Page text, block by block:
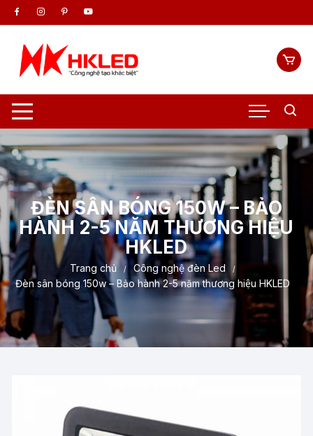
Chuyển
tới
dung
ĐÈN SÂN BÓNG 150W – BẢO
HÀNH 2-5 NĂM THƯƠNG HIỆU
HKLED
Trang chủ
Công nghệ đèn Led
Đèn sân bóng 150w – Bảo hành 2-5 năm thương hiệu HKLED